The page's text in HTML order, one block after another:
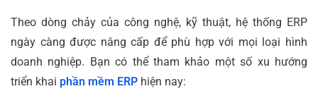
Theo dòng chảy của công nghệ, kỹ thuật, hệ thống ERP
ngày càng được nâng cấp để phù hợp với mọi loại hình
doanh nghiệp. Bạn có thể tham khảo một số xu hướng
triển khai phần mềm ERP hiện nay: